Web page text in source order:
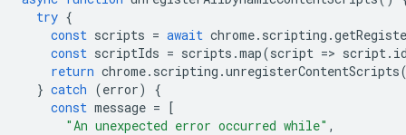
try {
const scripts = await chrome. scripting .
const scriptIds = scripts .map(script => script.
return chrome. scripting .unregisterContentScripts
} catch (error)
{
const message = [
"An unexpected error occurred while" ,